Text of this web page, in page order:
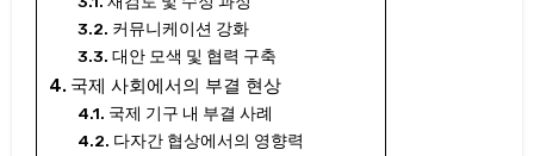
커뮤니케이션 강화
대안 모색 및 협력 구축
국제 사회에서의 부결 현상
국제 기구 내 부결 사례
다자간 협상에서의 영향력